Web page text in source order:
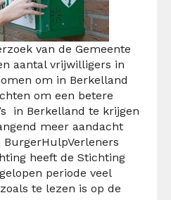
van de Gemeente
aantal vrijwilligers in
om in Berkelland
om een betere
in Berkelland te krijgen
meer aandacht
heeft de Stichting
periode veel
te lezen is op de